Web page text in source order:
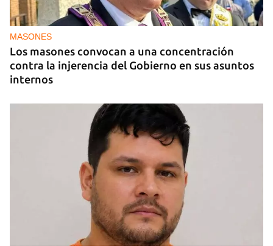
Un público enamorado de Celia Cruz desafía la
censura en un homenaje en La Habana
MASONES
Los masones convocan a una concentración
contra la injerencia del Gobierno en sus asuntos
internos